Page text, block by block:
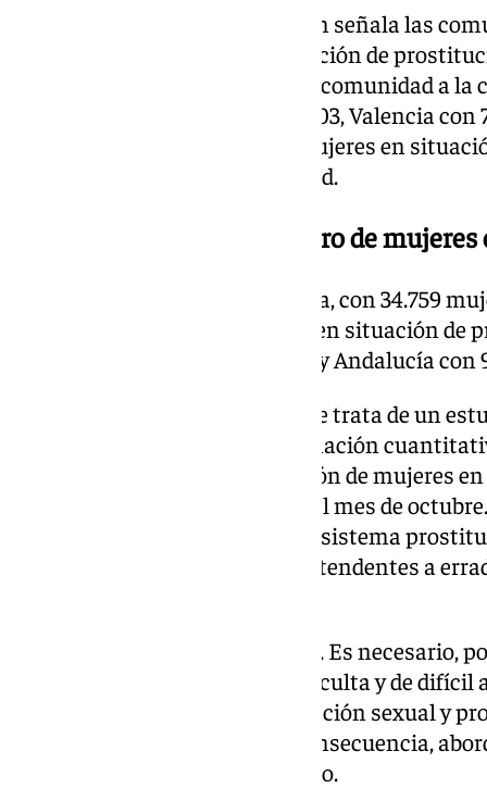
Este avance del estudio también señala las
mayor tasa de mujeres en situación de
mayores de edad. Baleares es la comunidad a
10.000; le sigue Cataluña con 103, Valencia
La media en España es de 56 mujeres en
10.000 mujeres mayores de edad.
Cataluña, con mayor número de
En números absolutos Cataluña, con 34.759
con mayor número de mujeres en situación de
con 20.549, Valencia con 16.314 y Andalucía
La ministra ha destacado que se trata de un
primera vez ofrece una aproximación
explotación sexual y prostitución de mujeres
completo se dará a conocer en el mes de
contribuye al conocimiento del sistema
para diseñar políticas públicas tendentes a
«De lo que no se habla no existe. Es necesario,
aproximada de una población oculta y de difícil
niñas víctimas de trata, explotación sexual y
magnitud del problema y, en consecuencia,
públicas», ha destacado Redondo.